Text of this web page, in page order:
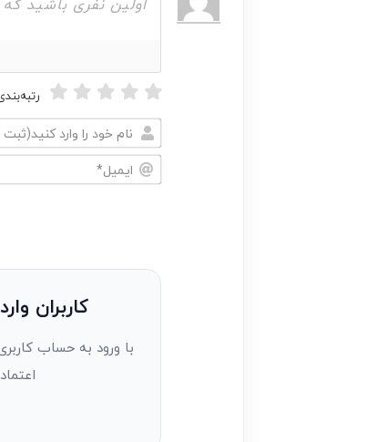
نام
خود
نظر
مهمان)*
کاربران
با ورود به حساب